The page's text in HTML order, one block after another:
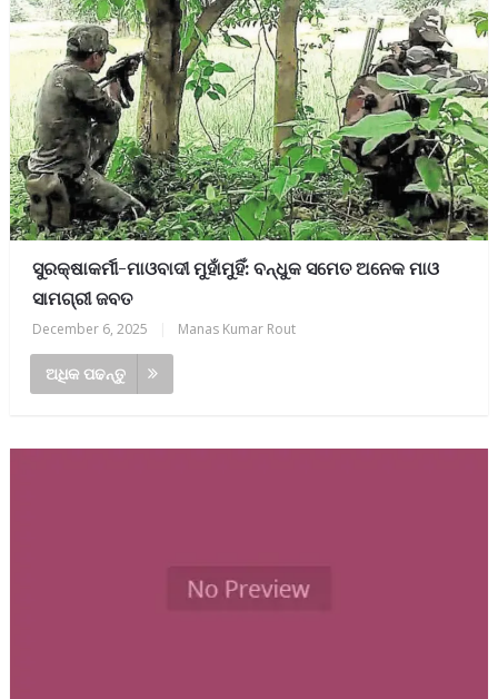
ସୁରକ୍ଷାକର୍ମୀ-ମାଓବାଦୀ ମୁହାଁମୁହିଁ: ବନ୍ଧୁକ ସମେତ ଅନେକ ମାଓ
ସାମଗ୍ରୀ ଜବତ
December 6, 2025 Manas Kumar Rout
ଅଧିକ ପଢନ୍ତୁ